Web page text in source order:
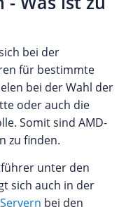
bei der
für bestimmte
bei der Wahl der
oder auch die
Somit sind AMD-
zu finden.
unter den
sich auch in der
bei den